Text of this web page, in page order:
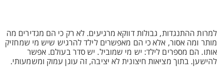
למרות ההתנגדות, גבולות דווקא מרגיעים. לא רק כי הם מגדירים מה
מותר ומה אסור, אלא כי הם מאפשרים לילד להרגיש שיש מי שמחזיק
אותו. הם מספרים לילד: יש מי שמוביל. יש סדר בעולם. אפשר
להישען. בתוך מציאות חיצונית לא יציבה, זה עוגן עמוק ומשמעותי.